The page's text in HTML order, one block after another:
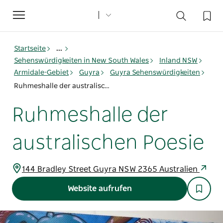
Toggle
navigation
Startseite
...
Sehenswürdigkeiten in New South Wales
Inland NSW
Armidale-Gebiet
Guyra
Guyra Sehenswürdigkeiten
Ruhmeshalle der australischen Poesie
Ruhmeshalle der
australischen Poesie
144 Bradley Street Guyra NSW 2365 Australien
Website aufrufen